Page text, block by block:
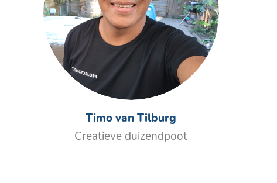
Timo van Tilburg
Creatieve duizendpoot